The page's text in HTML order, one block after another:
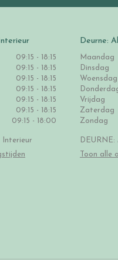
09:15 - 18:15
09:15 - 18:15
09:15 - 18:15
09:15 - 18:15
09:15 - 18:15
09:15 - 18:15
09:15 - 18:00
Interieur
Deurne:
Maandag
Dinsdag
Woensdag
Vrijdag
Zaterdag
Zondag
DEURNE:
Toon alle